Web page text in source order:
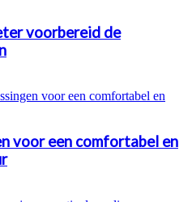
voorbereid de
voor een comfortabel en